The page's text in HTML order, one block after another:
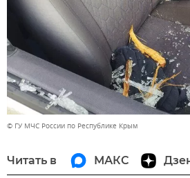
© ГУ МЧС России по Республике Крым
Читать в МАКС